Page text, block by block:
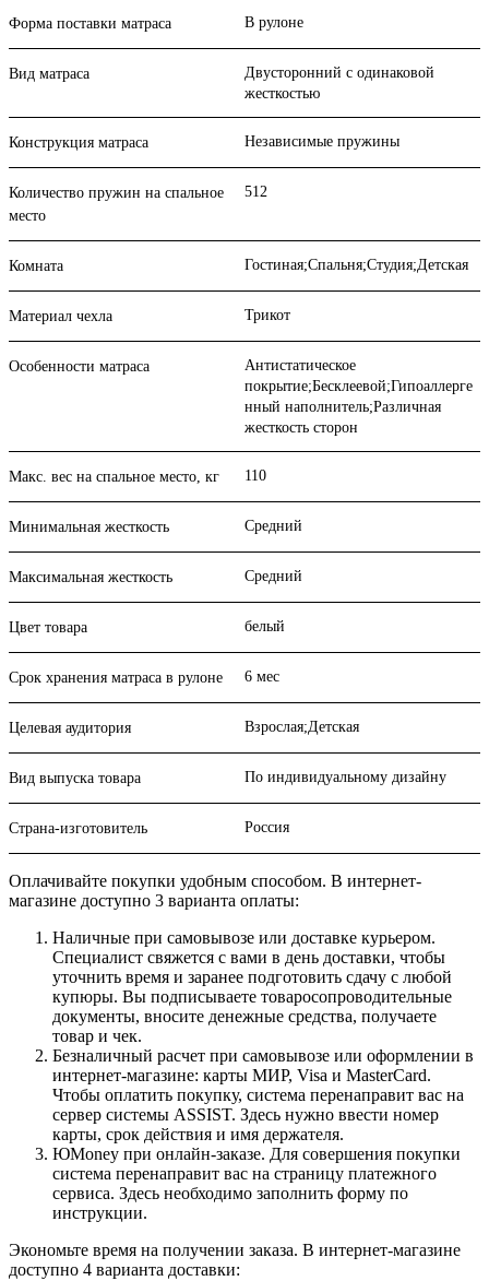
Форма поставки матраса В рулоне
Вид матраса
Двусторонний с одинаковой
жесткостью
Конструкция матраса Независимые пружины
Количество пружин на спальное
место
512
Комната Гостиная;Спальня;Студия;Детская
Материал чехла Трикот
Особенности матраса
Антистатическое
покрытие;Бесклеевой;Гипоаллерге
нный наполнитель;Различная
жесткость сторон
Макс. вес на спальное место, кг 110
Минимальная жесткость Средний
Максимальная жесткость Средний
Цвет товара белый
Срок хранения матраса в рулоне 6 мес
Целевая аудитория Взрослая;Детская
Вид выпуска товара По индивидуальному дизайну
Страна-изготовитель Россия
Оплачивайте покупки удобным способом. В интернет-
магазине доступно 3 варианта оплаты:
Наличные при самовывозе или доставке курьером.
Специалист свяжется с вами в день доставки, чтобы
уточнить время и заранее подготовить сдачу с любой
купюры. Вы подписываете товаросопроводительные
документы, вносите денежные средства, получаете
товар и чек.
Безналичный расчет при самовывозе или оформлении в
интернет-магазине: карты МИР, Visa и MasterCard.
Чтобы оплатить покупку, система перенаправит вас на
сервер системы ASSIST. Здесь нужно ввести номер
карты, срок действия и имя держателя.
ЮMoney при онлайн-заказе. Для совершения покупки
система перенаправит вас на страницу платежного
сервиса. Здесь необходимо заполнить форму по
инструкции.
Экономьте время на получении заказа. В интернет-магазине
доступно 4 варианта доставки: